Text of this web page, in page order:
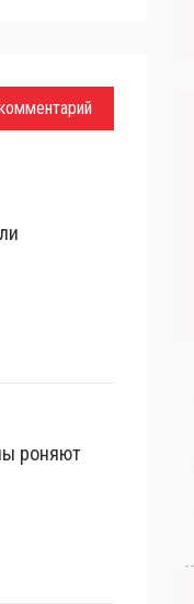
роняют